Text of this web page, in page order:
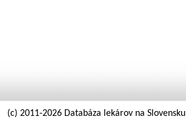
(c) 2011-2026 Databáza lekárov na Slovensku